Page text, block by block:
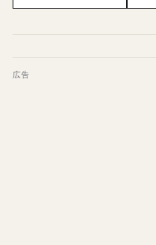
広告